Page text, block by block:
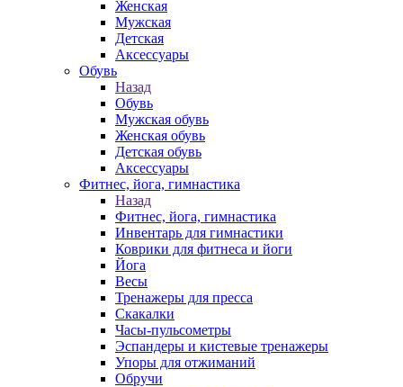
Женская
Мужская
Детская
Аксессуары
Обувь
Назад
Обувь
Мужская обувь
Женская обувь
Детская обувь
Аксессуары
Фитнес, йога, гимнастика
Назад
Фитнес, йога, гимнастика
Инвентарь для гимнастики
Коврики для фитнеса и йоги
Йога
Весы
Тренажеры для пресса
Скакалки
Часы-пульсометры
Эспандеры и кистевые тренажеры
Упоры для отжиманий
Обручи